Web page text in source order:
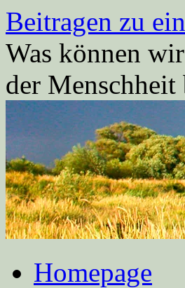
Zum
Inhalt
springen
Beitragen zu
Was können
der
Homepage